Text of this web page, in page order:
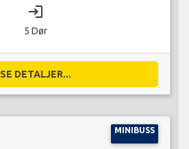
login
5 Dør
SE DETALJER...
MINIBUSS